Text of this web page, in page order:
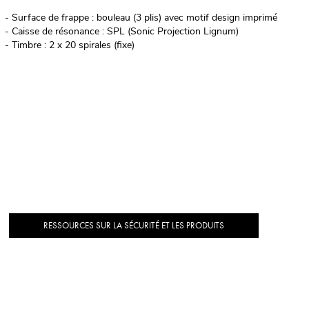
- Surface de frappe : bouleau (3 plis) avec motif design imprimé
- Caisse de résonance : SPL (Sonic Projection Lignum)
- Timbre : 2 x 20 spirales (fixe)
RESSOURCES SUR LA SÉCURITÉ ET LES PRODUITS